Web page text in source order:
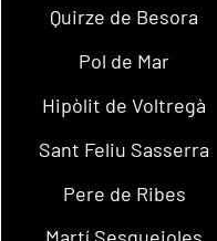
Quirze de Besora
Pol de Mar
Hipòlit de Voltregà
Sant Feliu Sasserra
Pere de Ribes